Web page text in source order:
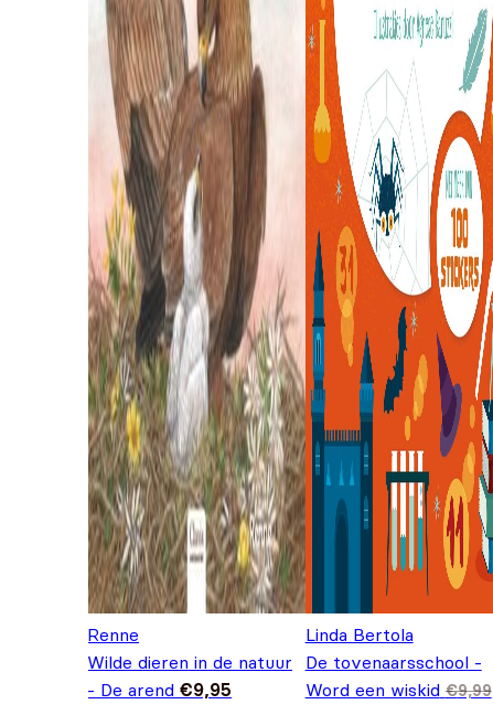
Renne
Wilde dieren in de natuur
- De arend €9,95
Linda Bertola
De tovenaarsschool -
Word een wiskid €9,99